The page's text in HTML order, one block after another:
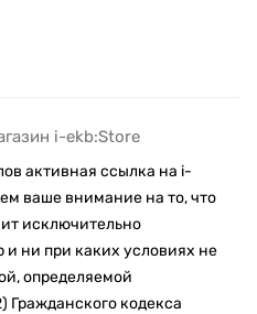
i-ekb:Store
активная ссылка на i-
ваше внимание на то, что
исключительно
ни при каких условиях не
определяемой
Гражданского кодекса